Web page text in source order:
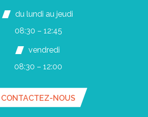
du lundi au jeudi
08:30 – 12:45
vendredi
08:30 – 12:00
CONTACTEZ-NOUS